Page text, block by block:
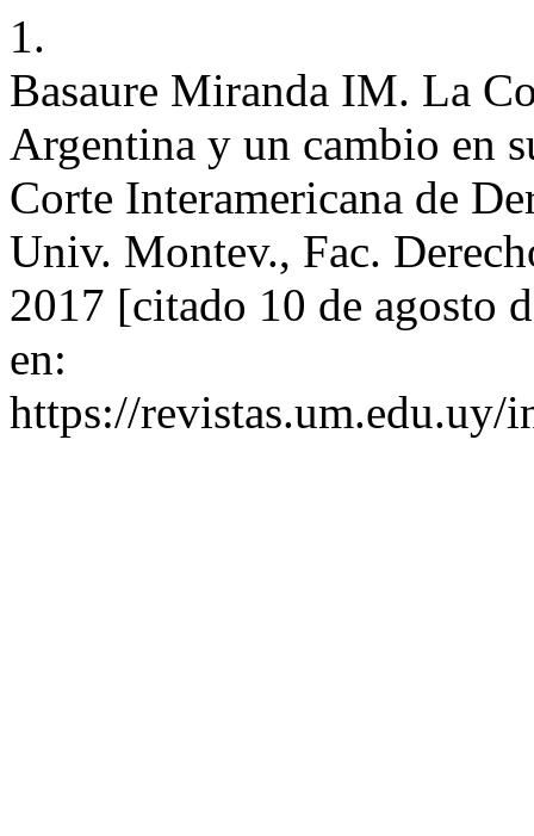
1.
Basaure Miranda IM. La
Argentina y un cambio en
Corte Interamericana de
Univ. Montev., Fac.
2017 [citado 10 de agosto
en:
https://revistas.um.edu.uy/